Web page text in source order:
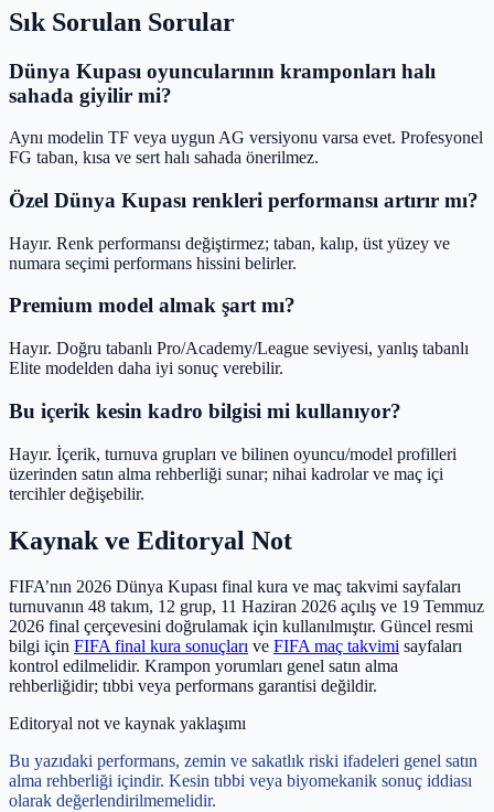
Sık Sorulan Sorular
Dünya Kupası oyuncularının kramponları halı
sahada giyilir mi?
Aynı modelin TF veya uygun AG versiyonu varsa evet. Profesyonel
FG taban, kısa ve sert halı sahada önerilmez.
Özel Dünya Kupası renkleri performansı artırır mı?
Hayır. Renk performansı değiştirmez; taban, kalıp, üst yüzey ve
numara seçimi performans hissini belirler.
Premium model almak şart mı?
Hayır. Doğru tabanlı Pro/Academy/League seviyesi, yanlış tabanlı
Elite modelden daha iyi sonuç verebilir.
Bu içerik kesin kadro bilgisi mi kullanıyor?
Hayır. İçerik, turnuva grupları ve bilinen oyuncu/model profilleri
üzerinden satın alma rehberliği sunar; nihai kadrolar ve maç içi
tercihler değişebilir.
Kaynak ve Editoryal Not
FIFA’nın 2026 Dünya Kupası final kura ve maç takvimi sayfaları
turnuvanın 48 takım, 12 grup, 11 Haziran 2026 açılış ve 19 Temmuz
2026 final çerçevesini doğrulamak için kullanılmıştır. Güncel resmi
bilgi için FIFA final kura sonuçları ve FIFA maç takvimi sayfaları
kontrol edilmelidir. Krampon yorumları genel satın alma
rehberliğidir; tıbbi veya performans garantisi değildir.
Editoryal not ve kaynak yaklaşımı
Bu yazıdaki performans, zemin ve sakatlık riski ifadeleri genel satın
alma rehberliği içindir. Kesin tıbbi veya biyomekanik sonuç iddiası
olarak değerlendirilmemelidir.